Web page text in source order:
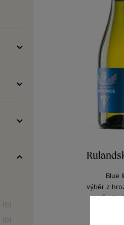
(0)
(0)
Blue
výběr z
Šarže